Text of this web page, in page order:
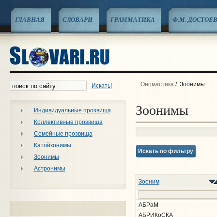
ГЛАВНАЯ СЛОВАРИ ГРАММАТИКА Ф.М.
Искать!
Индивидуальные прозвища
Коллективные прозвища
Семейные прозвища
Катойконимы
Зоонимы
Астронимы
Ономастика/ Зоонимы
Зоонимы
Искать по фильтру
Зооним
АБРаМ
АБРИКоСКА